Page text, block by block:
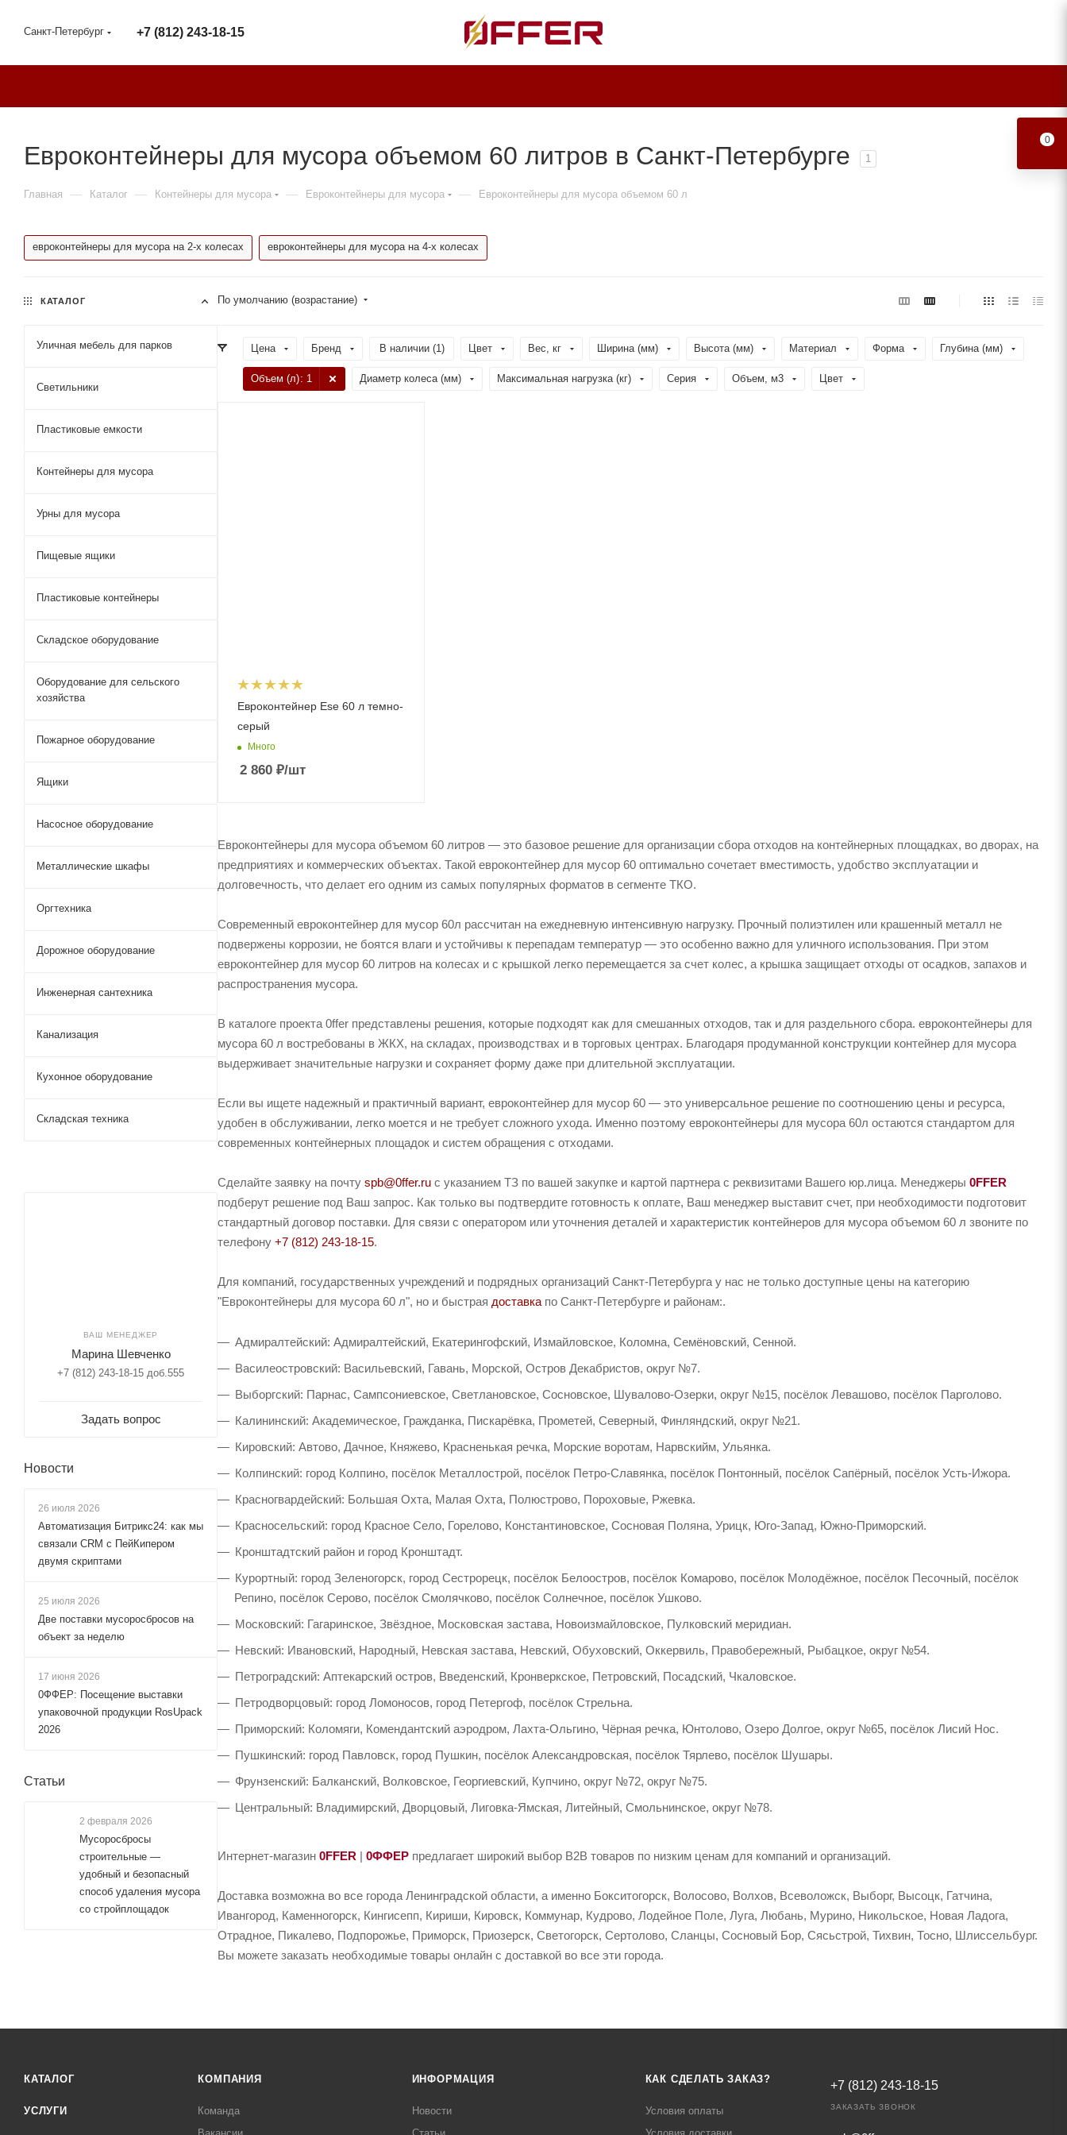
Санкт-Петербург +7 (812) 243-18-15
Евроконтейнеры для мусора объемом 60 литров в Санкт-Петербурге 1
Главная — Каталог — Контейнеры для мусора — Евроконтейнеры для мусора — Евроконтейнеры для мусора объемом 60 л
евроконтейнеры для мусора на 2-х колесах евроконтейнеры для мусора на 4-х колесах
По умолчанию (возрастание)
Цена Бренд В наличии (1) Цвет Вес, кг Ширина (мм) Высота (мм) Материал Форма Глубина (мм)
Объем (л): 1 Диаметр колеса (мм) Максимальная нагрузка (кг) Серия Объем, м3 Цвет
Евроконтейнер Ese 60 л темно-
серый
Много
2 860 ₽/шт
Евроконтейнеры для мусора объемом 60 литров — это базовое решение для организации сбора отходов на контейнерных площадках, во дворах, на
предприятиях и коммерческих объектах. Такой евроконтейнер для мусор 60 оптимально сочетает вместимость, удобство эксплуатации и
долговечность, что делает его одним из самых популярных форматов в сегменте ТКО.
Современный евроконтейнер для мусор 60л рассчитан на ежедневную интенсивную нагрузку. Прочный полиэтилен или крашенный металл не
подвержены коррозии, не боятся влаги и устойчивы к перепадам температур — это особенно важно для уличного использования. При этом
евроконтейнер для мусор 60 литров на колесах и с крышкой легко перемещается за счет колес, а крышка защищает отходы от осадков, запахов и
распространения мусора.
В каталоге проекта 0ffer представлены решения, которые подходят как для смешанных отходов, так и для раздельного сбора. евроконтейнеры для
мусора 60 л востребованы в ЖКХ, на складах, производствах и в торговых центрах. Благодаря продуманной конструкции контейнер для мусора
выдерживает значительные нагрузки и сохраняет форму даже при длительной эксплуатации.
Если вы ищете надежный и практичный вариант, евроконтейнер для мусор 60 — это универсальное решение по соотношению цены и ресурса,
удобен в обслуживании, легко моется и не требует сложного ухода. Именно поэтому евроконтейнеры для мусора 60л остаются стандартом для
современных контейнерных площадок и систем обращения с отходами.
Сделайте заявку на почту spb@0ffer.ru с указанием ТЗ по вашей закупке и картой партнера с реквизитами Вашего юр.лица. Менеджеры 0FFER
подберут решение под Ваш запрос. Как только вы подтвердите готовность к оплате, Ваш менеджер выставит счет, при необходимости подготовит
стандартный договор поставки. Для связи с оператором или уточнения деталей и характеристик контейнеров для мусора объемом 60 л звоните по
телефону +7 (812) 243-18-15.
Для компаний, государственных учреждений и подрядных организаций Санкт-Петербурга у нас не только доступные цены на категорию
"Евроконтейнеры для мусора 60 л", но и быстрая доставка по Санкт-Петербурге и районам:.
Адмиралтейский: Адмиралтейский, Екатерингофский, Измайловское, Коломна, Семёновский, Сенной.
Василеостровский: Васильевский, Гавань, Морской, Остров Декабристов, округ №7.
Выборгский: Парнас, Сампсониевское, Светлановское, Сосновское, Шувалово-Озерки, округ №15, посёлок Левашово, посёлок Парголово.
Калининский: Академическое, Гражданка, Пискарёвка, Прометей, Северный, Финляндский, округ №21.
Кировский: Автово, Дачное, Княжево, Красненькая речка, Морские воротам, Нарвскийм, Ульянка.
Колпинский: город Колпино, посёлок Металлострой, посёлок Петро-Славянка, посёлок Понтонный, посёлок Сапёрный, посёлок Усть-Ижора.
Красногвардейский: Большая Охта, Малая Охта, Полюстрово, Пороховые, Ржевка.
Красносельский: город Красное Село, Горелово, Константиновское, Сосновая Поляна, Урицк, Юго-Запад, Южно-Приморский.
Кронштадтский район и город Кронштадт.
Курортный: город Зеленогорск, город Сестрорецк, посёлок Белоостров, посёлок Комарово, посёлок Молодёжное, посёлок Песочный, посёлок
Репино, посёлок Серово, посёлок Смолячково, посёлок Солнечное, посёлок Ушково.
Московский: Гагаринское, Звёздное, Московская застава, Новоизмайловское, Пулковский меридиан.
Невский: Ивановский, Народный, Невская застава, Невский, Обуховский, Оккервиль, Правобережный, Рыбацкое, округ №54.
Петроградский: Аптекарский остров, Введенский, Кронверкское, Петровский, Посадский, Чкаловское.
Петродворцовый: город Ломоносов, город Петергоф, посёлок Стрельна.
Приморский: Коломяги, Комендантский аэродром, Лахта-Ольгино, Чёрная речка, Юнтолово, Озеро Долгое, округ №65, посёлок Лисий Нос.
Пушкинский: город Павловск, город Пушкин, посёлок Александровская, посёлок Тярлево, посёлок Шушары.
Фрунзенский: Балканский, Волковское, Георгиевский, Купчино, округ №72, округ №75.
Центральный: Владимирский, Дворцовый, Лиговка-Ямская, Литейный, Смольнинское, округ №78.
Интернет-магазин 0FFER | 0ФФЕР предлагает широкий выбор B2B товаров по низким ценам для компаний и организаций.
Доставка возможна во все города Ленинградской области, а именно Бокситогорск, Волосово, Волхов, Всеволожск, Выборг, Высоцк, Гатчина,
Ивангород, Каменногорск, Кингисепп, Кириши, Кировск, Коммунар, Кудрово, Лодейное Поле, Луга, Любань, Мурино, Никольское, Новая Ладога,
Отрадное, Пикалево, Подпорожье, Приморск, Приозерск, Светогорск, Сертолово, Сланцы, Сосновый Бор, Сясьстрой, Тихвин, Тосно, Шлиссельбург.
Вы можете заказать необходимые товары онлайн с доставкой во все эти города.
КАТАЛОГ
Уличная мебель для парков
Светильники
Пластиковые емкости
Контейнеры для мусора
Урны для мусора
Пищевые ящики
Пластиковые контейнеры
Складское оборудование
Оборудование для сельского
хозяйства
Пожарное оборудование
Ящики
Насосное оборудование
Металлические шкафы
Оргтехника
Дорожное оборудование
Инженерная сантехника
Канализация
Кухонное оборудование
Складская техника
ВАШ МЕНЕДЖЕР
Марина Шевченко
+7 (812) 243-18-15 доб.555
Задать вопрос
Новости
26 июля 2026
Автоматизация Битрикс24: как мы
связали CRM с ПейКипером
двумя скриптами
25 июля 2026
Две поставки мусоросбросов на
объект за неделю
17 июня 2026
0ФФЕР: Посещение выставки
упаковочной продукции RosUpack
2026
Статьи
2 февраля 2026
Мусоросбросы
строительные —
удобный и безопасный
способ удаления мусора
со стройплощадок
КАТАЛОГ
УСЛУГИ
КОМПАНИЯ
Команда
ИНФОРМАЦИЯ
Новости
КАК СДЕЛАТЬ ЗАКАЗ?
Условия оплаты
+7 (812) 243-18-15
ЗАКАЗАТЬ ЗВОНОК
0